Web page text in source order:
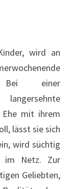
wird an
Bei einer
mit ihrem
lässt sie sich
wird süchtig
im Netz. Zur
Geliebten,